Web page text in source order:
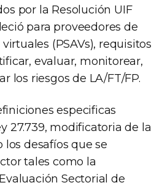
por la Resolución UIF
para proveedores de
(PSAVs), requisitos
evaluar, monitorear,
los riesgos de LA/FT/FP.
especificas
27.739, modificatoria de la
los desafíos que se
tales como la
Sectorial de